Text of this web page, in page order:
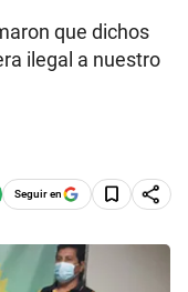
que dichos
ilegal a nuestro
Seguir en